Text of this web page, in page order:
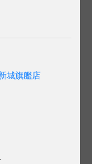
城旗艦店